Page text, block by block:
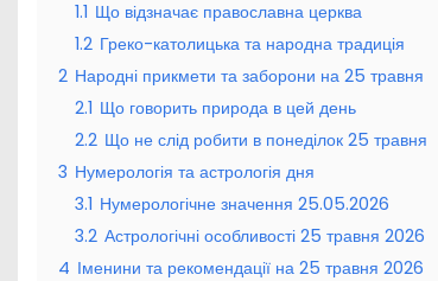
1.1 Що відзначає православна церква
1.2 Греко-католицька та народна традиція
2 Народні прикмети та заборони на 25 травня
2.1 Що говорить природа в цей день
2.2 Що не слід робити в понеділок 25 травня
3 Нумерологія та астрологія дня
3.1 Нумерологічне значення 25.05.2026
3.2 Астрологічні особливості 25 травня 2026
4 Іменини та рекомендації на 25 травня 2026